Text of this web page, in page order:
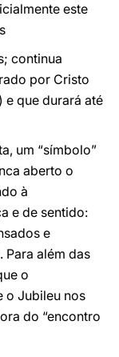
este
continua
por Cristo
e que durará até
um “símbolo”
aberto o
à
e de sentido:
e
Para além das
o
o Jubileu nos
do “encontro